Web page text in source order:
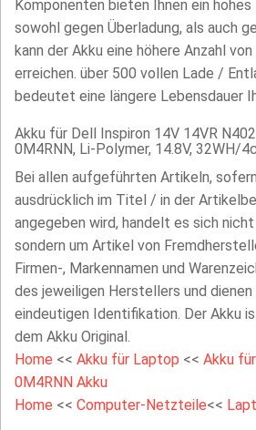
Komponenten bieten Ihnen ein
sowohl gegen Überladung, als auch
kann der Akku eine höhere Anzahl
erreichen. über 500 vollen Lade /
bedeutet eine längere Lebensdauer
Akku für Dell Inspiron 14V 14VR
0M4RNN, Li-Polymer, 14.8V, 32WH/
Bei allen aufgeführten Artikeln,
ausdrücklich im Titel / in der
angegeben wird, handelt es sich nicht
sondern um Artikel von
Firmen-, Markennamen und
des jeweiligen Herstellers und
eindeutigen Identifikation. Der Akku
dem Akku Original.
Home << Akku für Laptop << Akku
0M4RNN Akku
Home << Computer-Netzteile<<